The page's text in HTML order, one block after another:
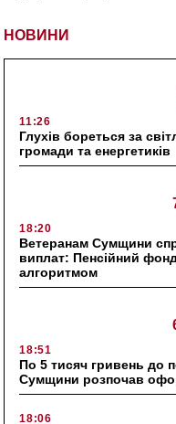
НОВИНИ
11:26
Глухів бореться за
громади та енергетиків
18:20
Ветеранам Сумщини
виплат: Пенсійний
алгоритмом
18:51
По 5 тисяч гривень до
Сумщини розпочав
18:06